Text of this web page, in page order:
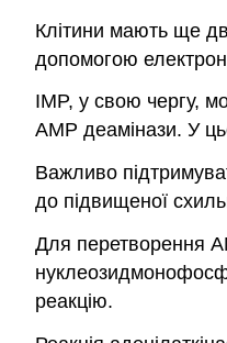
Клітини мають ще
допомогою
IMP, у свою чергу,
AMP деамінази. У
Важливо
до підвищеної
Для перетворення
реакцію.